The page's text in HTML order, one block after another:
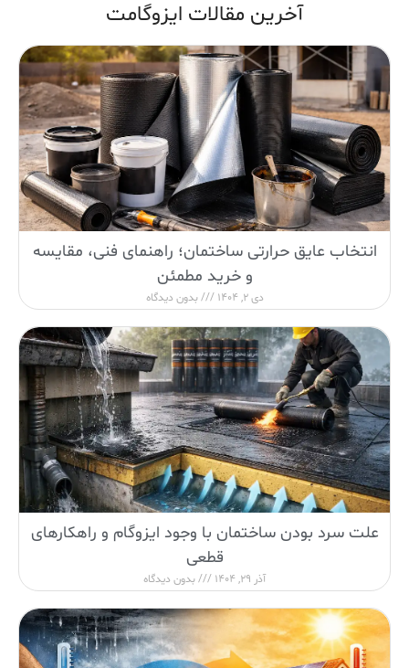
آخرین مقالات ایزوگامت
انتخاب عایق حرارتی ساختمان؛ راهنمای فنی، مقایسه
و خرید مطمئن
دی 2, 1404 بدون دیدگاه
علت سرد بودن ساختمان با وجود ایزوگام و راهکارهای
قطعی
آذر 29, 1404 بدون دیدگاه